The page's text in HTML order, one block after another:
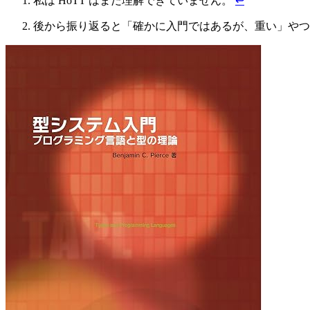
後から振り返ると「確かに入門ではあるが、重い」や